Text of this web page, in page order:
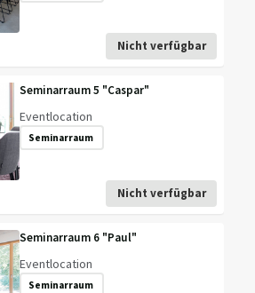
Nicht verfügbar
Seminarraum 5 "Caspar"
Eventlocation
Seminarraum
Nicht verfügbar
Seminarraum 6 "Paul"
Eventlocation
Seminarraum